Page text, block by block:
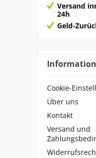
Versand
24h
Geld-
Cookie-
Über uns
Kontakt
Versand und